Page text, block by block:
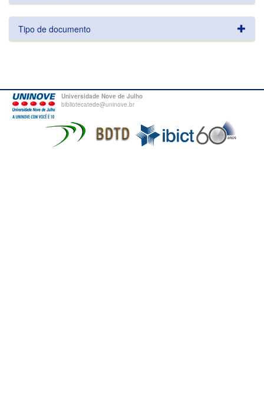
Tipo de documento
Universidade Nove de Julho
bibliotecatede@uninove.br